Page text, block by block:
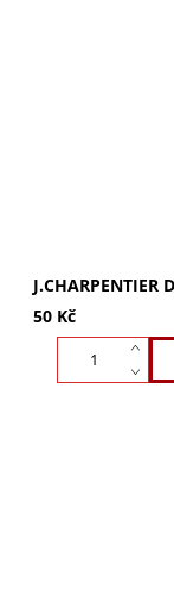
J.Charpentier
obal pro
J.CHARPENTIER
50 Kč
Dárková bílá
embosovaným
dárkového setu